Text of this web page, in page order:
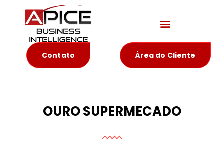
Contato Área do Cliente
OURO SUPERMECADO